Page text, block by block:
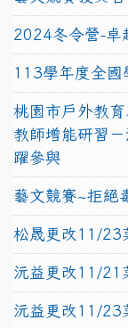
2024冬令營-卓
113學年度全國
桃園市戶外教
教師增能研習
躍參與
藝文競賽~拒絕
松晟更改11/23
沅益更改11/21
沅益更改11/23